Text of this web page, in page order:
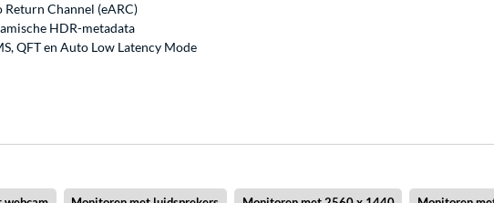
Channel (eARC)
HDR-metadata
QFT en Auto Low Latency Mode